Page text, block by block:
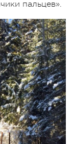
пальцев».